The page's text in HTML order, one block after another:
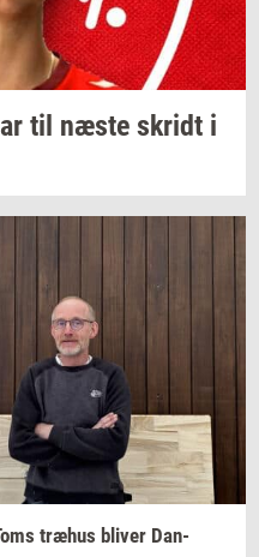
til næste skridt i
træhus bli­ver Dan­